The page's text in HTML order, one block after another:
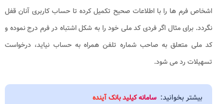
اشخاص فرم ها را با اطلاعات صحیح تکمیل کرده تا حساب کاربری آنان قفل
نگردد. برای مثال اگر فردی کد ملی خود را به شکل اشتباه در فرم درج نموده و
کد ملی متعلق به صاحب شماره تلفن همراه به حساب نیاید، درخواست
تسهیلات رد می شود.
بیشتر بخوانید: سامانه کیلید بانک آینده